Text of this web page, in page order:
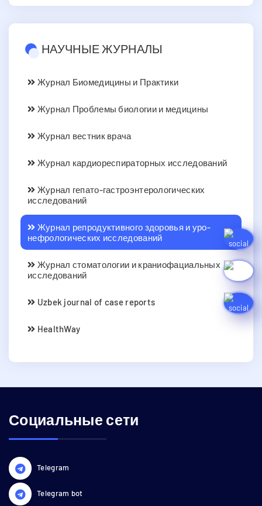
НАУЧНЫЕ ЖУРНАЛЫ
Журнал Биомедицины и Практики
Журнал Проблемы биологии и медицины
Журнал вестник врача
Журнал кардиореспираторных исследований
Журнал гепато-гастроэнтерологических
исследований
Журнал репродуктивного здоровья и уро-
нефрологических исследований
Журнал стоматологии и краниофациальных
исследований
Uzbek journal of case reports
HealthWay
Социальные сети
Telegram
Telegram bot